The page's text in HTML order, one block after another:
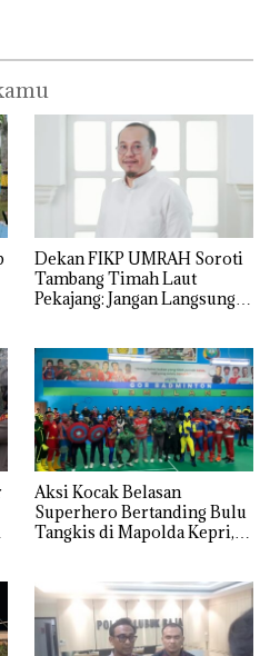
Dekan FIKP UMRAH Soroti
Tambang Timah Laut
Pekajang: Jangan Langsung
Lingkungannya
Aksi Kocak Belasan
Superhero Bertanding Bulu
Tangkis di Mapolda Kepri,